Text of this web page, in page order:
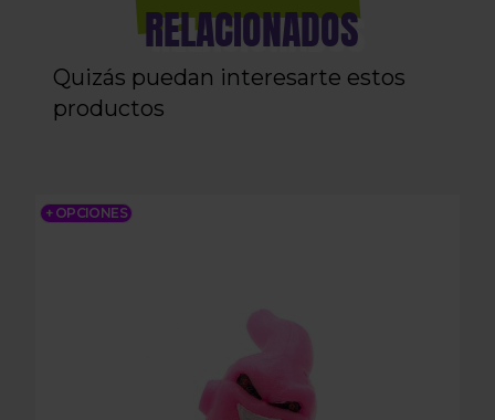
RELACIONADOS
Quizás puedan interesarte estos
productos
+ OPCIONES
BOQUILLA SUPER BUU 3DA